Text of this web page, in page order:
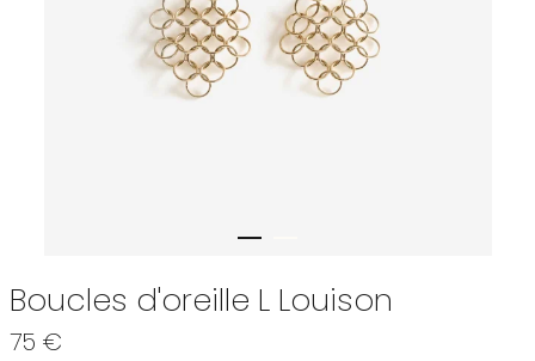
Boucles d'oreille L Louison
75 €